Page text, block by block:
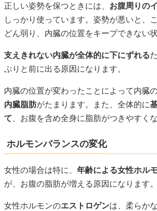
正しい姿勢を保つときには、 お腹周りの
しっかり使っています。姿勢が悪いと、
どん弱り、内臓の位置をキープできない状
支えきれない内臓が全体的に下にずれる
ぷりと前に出る原因になります。
内臓の位置が変わったことによって内臓
内臓脂肪がたまります。また、全体的に
て、お腹を含め全身に脂肪がつきやすく
ホルモンバランスの変化
女性の場合は特に、 年齢による女性ホル
が、お腹の脂肪が増える原因になります。
女性ホルモンのエストロゲンは、柔らか